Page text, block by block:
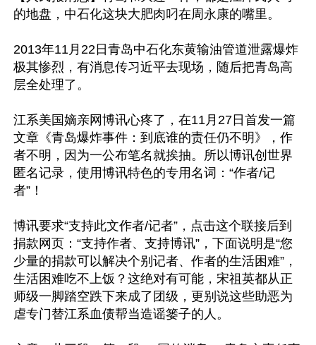
的地盘，中石化这块大肥肉叼在周永康的嘴里。
2013年11月22日青岛中石化东黄输油管道泄露爆炸
极其惨烈，有消息传习近平去现场，随后把青岛高
层全处理了。
江系美国嫡亲网博讯心疼了，在11月27日首发一篇
文章《青岛爆炸事件：到底谁的责任仍不明》，作
者不明，因为一公布笔名就挨抽。所以博讯创世界
匿名记录，使用博讯特色的专用名词：“作者/记
者”！
博讯要求“支持此文作者/记者”，点击这个联接后到
捐款网页：“支持作者、支持博讯”，下面说明是“您
少量的捐款可以解决个别记者、作者的生活困难”，
生活困难吃不上饭？这绝对有可能，宋祖英都从正
师级一脚踏空跌下来成了团级，更别说这些助恶为
虐专门替江系血债帮当造谣篓子的人。